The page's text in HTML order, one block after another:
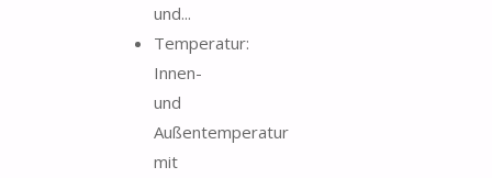
und...
Temperatur:
Innen-
und
Außentemperatur
mit